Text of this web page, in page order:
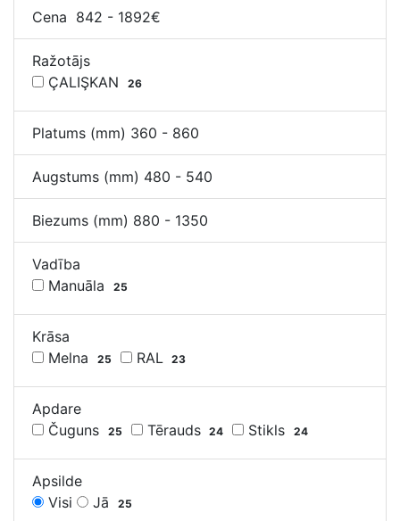
Cena 842 - 1892€
Ražotājs
ÇALIŞKAN
26
Platums (mm) 360 - 860
Augstums (mm) 480 - 540
Biezums (mm) 880 - 1350
Vadība
Manuāla
25
Krāsa
Melna
25 RAL 23
Apdare
Čuguns
25 Tērauds 24 Stikls 24
Apsilde
Visi
Jā 25